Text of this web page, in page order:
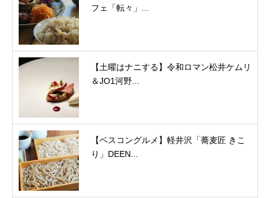
フェ「転々」...
【土曜はナニする】令和ロマン松井ケムリ
＆JO1河野...
【ベスコングルメ】軽井沢「蕎麦匠 きこ
り」DEEN...